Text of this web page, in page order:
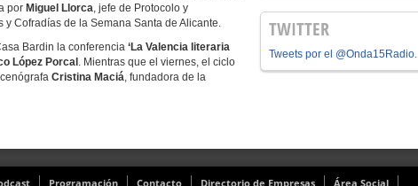
por Miguel Llorca, jefe de Protocolo y
Cofradías de la Semana Santa de Alicante.
Bardin la conferencia ‘La Valencia literaria
López Porcal . Mientras que el viernes, el ciclo
Cristina Maciá, fundadora de la
TWITTER
Tweets por el @Onda15Radio.
Programación Contacto Directorio de Empresas Área Social